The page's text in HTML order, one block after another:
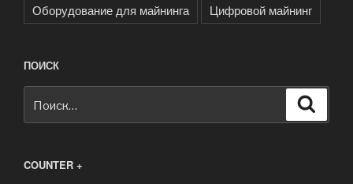
Оборудование для майнинга
Цифровой майнинг
ПОИСК
COUNTER +